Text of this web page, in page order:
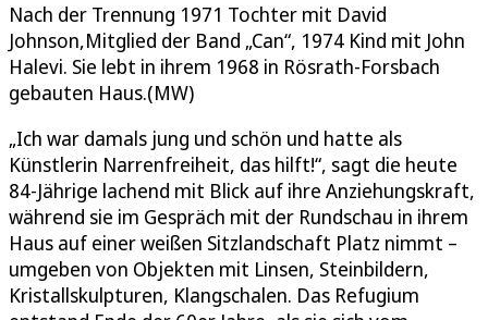
Nach der Trennung 1971 Tochter mit David
Johnson,Mitglied der Band „Can“, 1974 Kind mit John
Halevi. Sie lebt in ihrem 1968 in Rösrath-Forsbach
gebauten Haus.(MW)
„Ich war damals jung und schön und hatte als
Künstlerin Narrenfreiheit, das hilft!“, sagt die heute
84-Jährige lachend mit Blick auf ihre Anziehungskraft,
während sie im Gespräch mit der Rundschau in ihrem
Haus auf einer weißen Sitzlandschaft Platz nimmt –
umgeben von Objekten mit Linsen, Steinbildern,
Kristallskulpturen, Klangschalen. Das Refugium